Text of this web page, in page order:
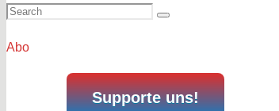
Search
Search
Abo
Supporte uns!